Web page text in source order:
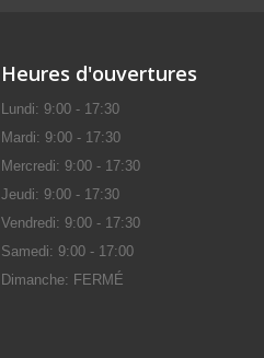
Heures d'ouvertures
Lundi: 9:00 - 17:30
Mardi: 9:00 - 17:30
Mercredi: 9:00 - 17:30
Jeudi: 9:00 - 17:30
Vendredi: 9:00 - 17:30
Samedi: 9:00 - 17:00
Dimanche: FERMÉ